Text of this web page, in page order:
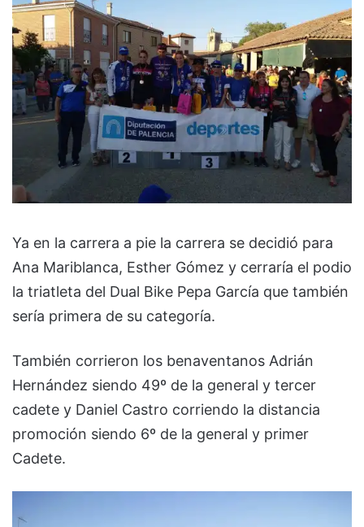
Ya en la carrera a pie la carrera se decidió para
Ana Mariblanca, Esther Gómez y cerraría el podio
la triatleta del Dual Bike Pepa García que también
sería primera de su categoría.
También corrieron los benaventanos Adrián
Hernández siendo 49º de la general y tercer
cadete y Daniel Castro corriendo la distancia
promoción siendo 6º de la general y primer
Cadete.